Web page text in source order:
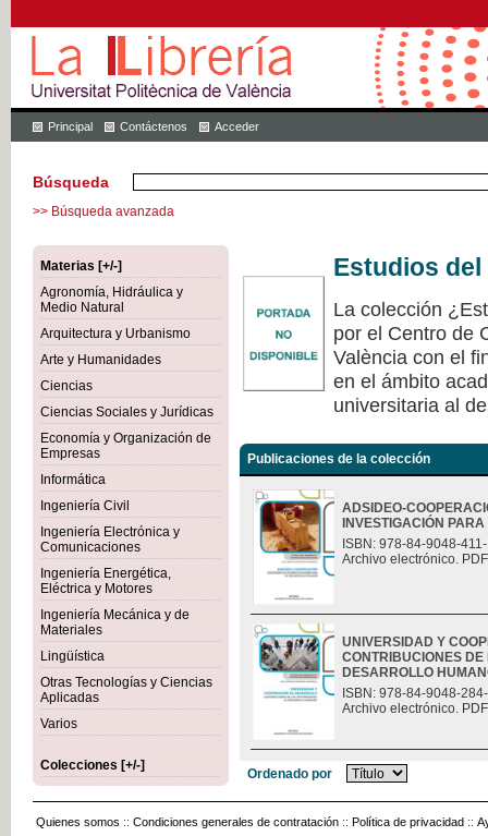
Principal Contáctenos Acceder
Búsqueda
>> Búsqueda avanzada
Materias [+/-]
Agronomía, Hidráulica y
Medio Natural
Arquitectura y Urbanismo
Arte y Humanidades
Ciencias
Ciencias Sociales y Jurídicas
Economía y Organización de
Empresas
Informática
Ingeniería Civil
Ingeniería Electrónica y
Comunicaciones
Ingeniería Energética,
Eléctrica y Motores
Ingeniería Mecánica y de
Materiales
Lingüística
Otras Tecnologías y Ciencias
Aplicadas
Varios
Colecciones [+/-]
Estudios
La colección
por el Centro de
València con el
en el ámbito
universitaria al
Publicaciones de la colección
ADSIDEO-
INVESTIGACIÓN
ISBN: 978-84-9048-
Archivo electrónico.
UNIVERSIDAD Y
CONTRIBUCIONES
DESARROLLO
ISBN: 978-84-9048-
Archivo electrónico.
Ordenado por
Quienes somos :: Condiciones generales de contratación :: Política de privacidad ::